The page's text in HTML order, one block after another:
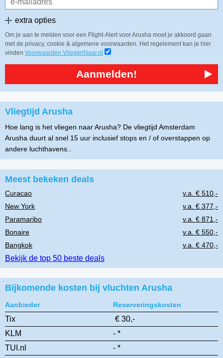
extra opties
Om je aan te melden voor een Flight-Alert voor Arusha moet je akkoord gaan
met de privacy, cookie & algemene voorwaarden. Het regelement kan je hier
vinden Voorwaarden VliegenNaar.nl
Aanmelden!
Vliegtijd Arusha
Hoe lang is het vliegen naar Arusha? De vliegtijd Amsterdam
Arusha duurt al snel 15 uur inclusief stops en / of overstappen op
andere luchthavens..
Meest bekeken deals
Curacao
v.a. € 510,-
New York
v.a. € 377,-
Paramaribo
v.a. € 871,-
Bonaire
v.a. € 550,-
Bangkok
v.a. € 470,-
Bekijk de top 50 beste deals
Bijkomende kosten bij vluchten Arusha
Aanbieder Reserveringskosten
Tix
€ 30,-
KLM
- *
TUI.nl
- *